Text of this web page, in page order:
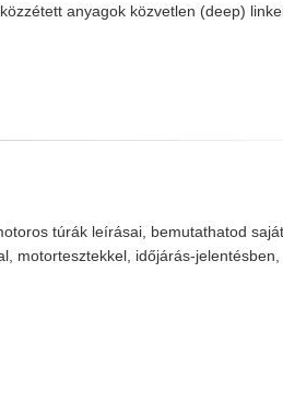
anyagok közvetlen (deep)
túrák leírásai, bemutathatod
motortesztekkel, időjárás-jelentésben,